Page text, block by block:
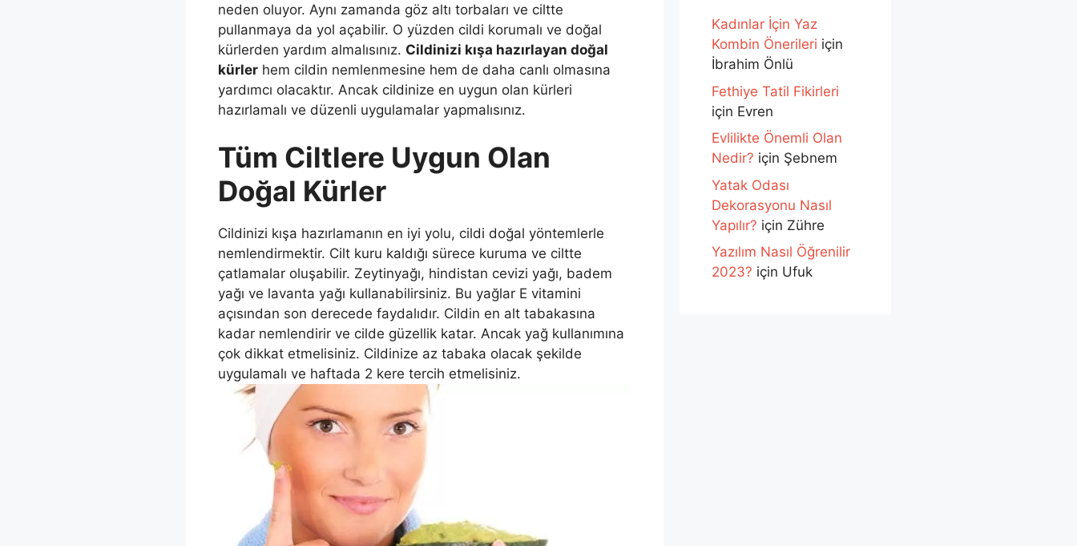
neden oluyor. Aynı zamanda göz altı torbaları ve ciltte
pullanmaya da yol açabilir. O yüzden cildi korumalı ve doğal
kürlerden yardım almalısınız. Cildinizi kışa hazırlayan doğal
kürler hem cildin nemlenmesine hem de daha canlı olmasına
yardımcı olacaktır. Ancak cildinize en uygun olan kürleri
hazırlamalı ve düzenli uygulamalar yapmalısınız.
Tüm Ciltlere Uygun Olan
Doğal Kürler
Cildinizi kışa hazırlamanın en iyi yolu, cildi doğal yöntemlerle
nemlendirmektir. Cilt kuru kaldığı sürece kuruma ve ciltte
çatlamalar oluşabilir. Zeytinyağı, hindistan cevizi yağı, badem
yağı ve lavanta yağı kullanabilirsiniz. Bu yağlar E vitamini
açısından son derecede faydalıdır. Cildin en alt tabakasına
kadar nemlendirir ve cilde güzellik katar. Ancak yağ kullanımına
çok dikkat etmelisiniz. Cildinize az tabaka olacak şekilde
uygulamalı ve haftada 2 kere tercih etmelisiniz.
Kadınlar İçin Yaz
Kombin Önerileri için
İbrahim Önlü
Fethiye Tatil Fikirleri
için Evren
Evlilikte Önemli Olan
Nedir? için Şebnem
Yatak Odası
Dekorasyonu Nasıl
Yapılır? için Zühre
Yazılım Nasıl Öğrenilir
2023? için Ufuk